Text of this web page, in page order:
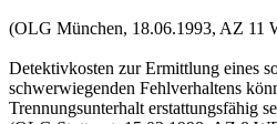
(OLG München, 18.06.1993, AZ 11
Detektivkosten zur Ermittlung eines
schwerwiegenden Fehlverhaltens
Trennungsunterhalt erstattungsfähig